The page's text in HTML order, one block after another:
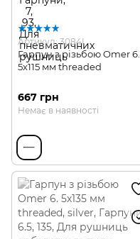
Артикул: 3084I
Гарпун з різьбою Omer 6.
5х115 мм threaded
667 грн
Немає в наявності